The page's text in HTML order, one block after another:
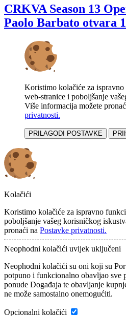
CRKVA Season 13
Paolo Barbato otvara
Koristimo kolačiće za
web-stranice i poboljšanje
Više informacija možete
privatnosti.
PRILAGODI POSTAVKE
Kolačići
Koristimo kolačiće za ispravno
poboljšanje vašeg korisničkog
pronaći na Postavke privatnosti.
Neophodni kolačići uvijek uključeni
Neophodni kolačići su oni koji su
potpuno i funkcionalno obavljao sve
ponude Događaja te obavljanje
ne može samostalno onemogućiti.
Opcionalni kolačići